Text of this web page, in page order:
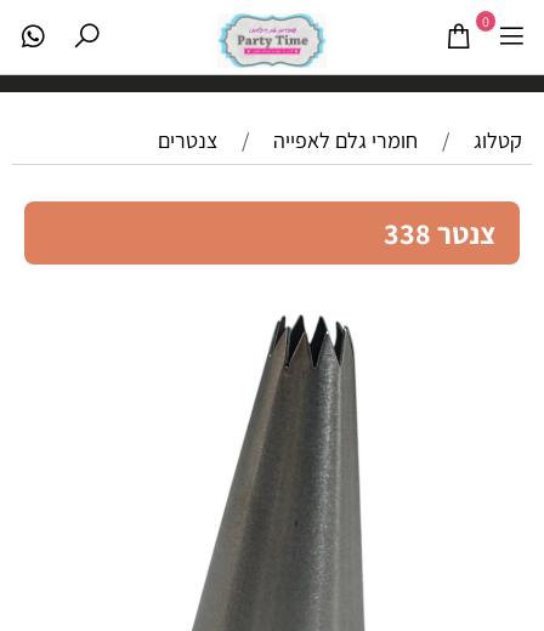
0
קטלוג / חומרי גלם לאפייה / צנטרים
צנטר 338